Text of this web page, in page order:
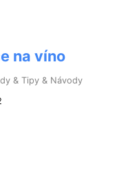
na víno
& Tipy & Návody